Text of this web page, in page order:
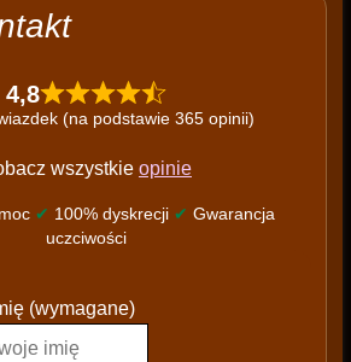
4,8
(na podstawie 365 opinii)
wszystkie opinie
✔ 100% dyskrecji ✔ Gwarancja
uczciwości
(wymagane)